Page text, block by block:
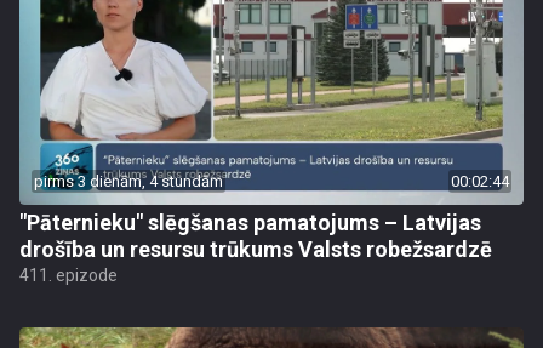
pirms 3 dienām, 4 stundām 00:02:44
"Pāternieku" slēgšanas pamatojums – Latvijas
drošība un resursu trūkums Valsts robežsardzē
411. epizode